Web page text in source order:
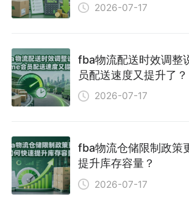
2026-07-17
fba物流配送时效调整
员配送速度又提升了？
2026-07-17
fba物流仓储限制政策
提升库存容量？
2026-07-17